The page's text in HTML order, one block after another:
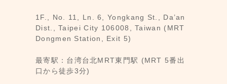
1F., No. 11, Ln. 6, Yongkang St., Da’an
Dist., Taipei City 106008, Taiwan (MRT
Dongmen Station, Exit 5)
最寄駅：台湾台北MRT東門駅 (MRT 5番出
口から徒歩3分)